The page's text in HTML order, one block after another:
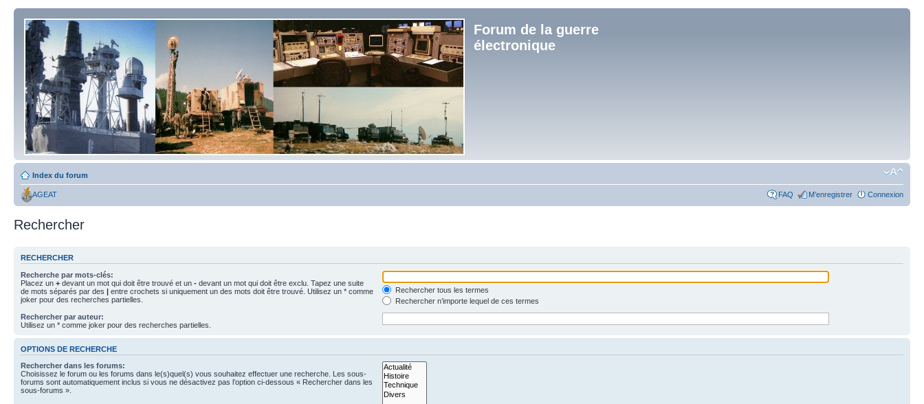
Forum de la guerre
électronique
Index du forum
AGEAT FAQ M’enregistrer Connexion
Rechercher
RECHERCHER
Recherche par mots-clés:
Placez un + devant un mot qui doit être trouvé et un - devant un mot qui doit être exclu. Tapez une suite
de mots séparés par des | entre crochets si uniquement un des mots doit être trouvé. Utilisez un * comme
joker pour des recherches partielles.
Rechercher tous les termes
Rechercher n’importe lequel de ces termes
Rechercher par auteur:
Utilisez un * comme joker pour des recherches partielles.
OPTIONS DE RECHERCHE
Rechercher dans les forums:
Choisissez le forum ou les forums dans le(s)quel(s) vous souhaitez effectuer une recherche. Les sous-
forums sont automatiquement inclus si vous ne désactivez pas l’option ci-dessous « Rechercher dans les
sous-forums ».